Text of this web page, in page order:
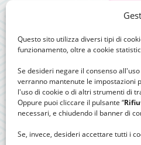
Questo sito utilizza diversi tipi di
funzionamento, oltre a cookie
Se desideri negare il consenso
verranno mantenute le impostazioni
l'uso di cookie o di altri strumenti di
Oppure puoi cliccare il pulsante “
necessari, e chiudendo il banner di
Se, invece, desideri accettare tutti i